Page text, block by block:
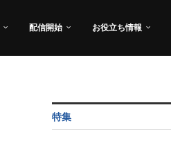
配信開始 お役立ち情報
特集